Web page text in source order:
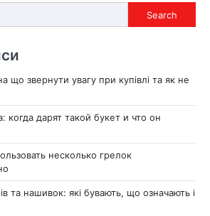
Search
що звернути увагу при купівлі та як не
когда дарят такой букет и что он
несколько грелок
та нашивок: які бувають, що означають і